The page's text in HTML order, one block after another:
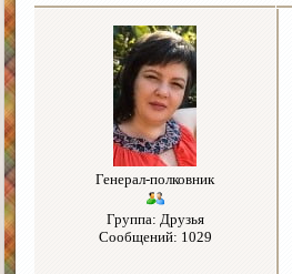
Генерал-полковник
Группа: Друзья
Сообщений: 1029